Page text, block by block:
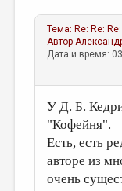
Тема: Re: Re:
Автор
Дата и время:
У Д. Б.
"Кофейня".
Есть, есть
авторе из
очень